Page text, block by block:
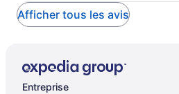
Afficher tous les avis
Entreprise